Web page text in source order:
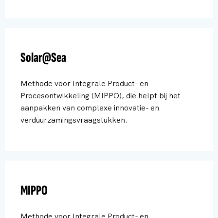
Solar@Sea
Methode voor Integrale Product- en
Procesontwikkeling (MIPPO), die helpt bij het
aanpakken van complexe innovatie- en
verduurzamingsvraagstukken.
MIPPO